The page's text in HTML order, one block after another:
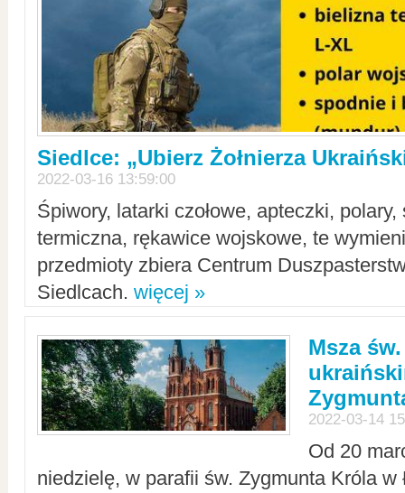
Siedlce: „Ubierz Żołnierza
2022-03-16 13:59:00
Śpiwory, latarki czołowe, apteczki,
termiczna, rękawice wojskowe, te
przedmioty zbiera Centrum
Siedlcach. więcej »
Msza
2022-03-14
Od 20
niedzielę, w parafii św. Zygmunta Króla w